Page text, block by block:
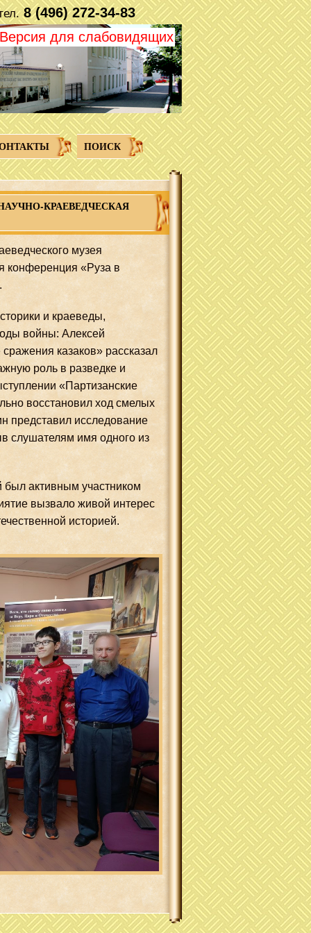
8 (496) 272-34-83
Версия для слабовидящих
ПОИСК
КРАЕВЕДЧЕСКАЯ
музея
конференция «Руза в
и краеведы,
войны: Алексей
казаков» рассказал
роль в разведке и
«Партизанские
восстановил ход смелых
представил исследование
слушателям имя одного из
был активным участником
вызвало живой интерес
историей.